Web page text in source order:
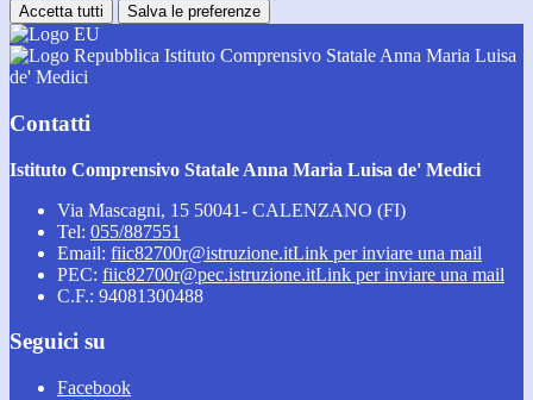
Accetta tutti Salva le preferenze
Istituto Comprensivo Statale Anna Maria Luisa
de' Medici
Contatti
Istituto Comprensivo Statale Anna Maria Luisa de' Medici
Via Mascagni, 15 50041- CALENZANO (FI)
Tel: 055/887551
Email: fiic82700r@istruzione.itLink per inviare una mail
PEC: fiic82700r@pec.istruzione.itLink per inviare una mail
C.F.: 94081300488
Seguici su
Facebook